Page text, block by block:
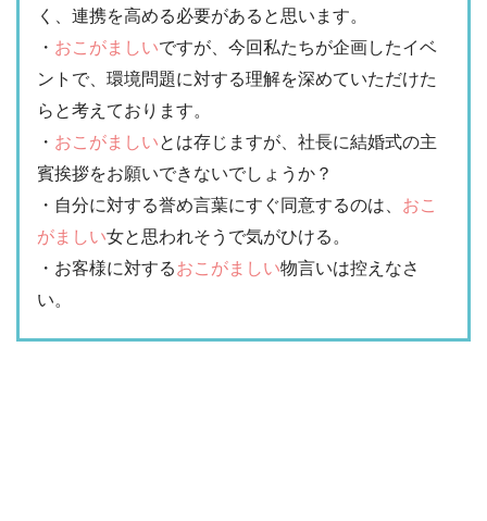
く、連携を高める必要があると思います。
・ おこがましいですが、今回私たちが企画したイベ
ントで、環境問題に対する理解を深めていただけた
らと考えております。
・ おこがましいとは存じますが、社長に結婚式の主
賓挨拶をお願いできないでしょうか？
・自分に対する誉め言葉にすぐ同意するのは、 おこ
がましい女と思われそうで気がひける。
・お客様に対するおこがましい物言いは控えなさ
い。